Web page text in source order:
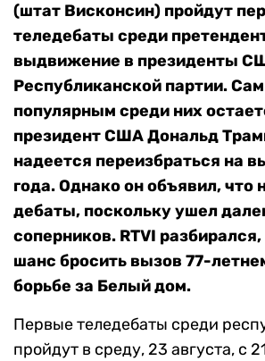
(штат Висконсин) пройдут
теледебаты среди
выдвижение в президенты
Республиканской партии.
популярным среди них
президент США Дональд
надеется переизбраться на
года. Однако он объявил, что
дебаты, поскольку ушел
соперников. RTVI
шанс бросить вызов 77-
борьбе за Белый дом.
Первые теледебаты среди
пройдут в среду, 23 августа, с